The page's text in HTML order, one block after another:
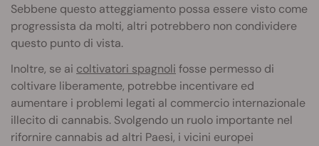
Sebbene questo atteggiamento possa essere visto come
progressista da molti, altri potrebbero non condividere
questo punto di vista.
Inoltre, se ai coltivatori spagnoli fosse permesso di
coltivare liberamente, potrebbe incentivare ed
aumentare i problemi legati al commercio internazionale
illecito di cannabis. Svolgendo un ruolo importante nel
rifornire cannabis ad altri Paesi, i vicini europei